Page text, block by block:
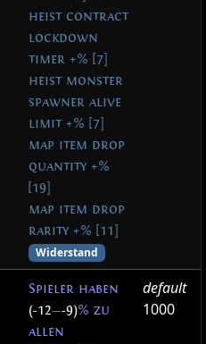
heist contract
lockdown
timer +% [7]
heist monster
spawner alive
limit +% [7]
map item drop
quantity +%
[19]
map item drop
rarity +% [11]
Widerstand
Spieler haben
(-12—-9)% zu
allen
default
1000